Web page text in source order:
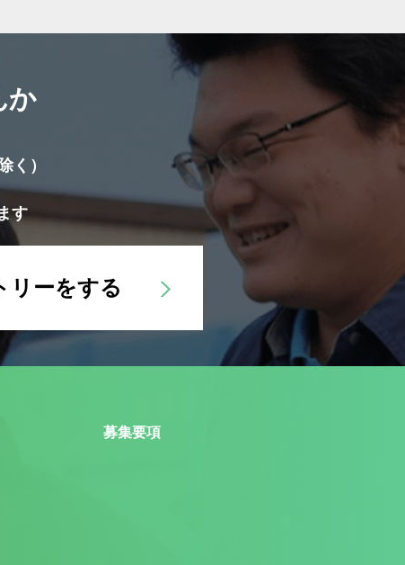
か
く）
す
リーをする
募集要項